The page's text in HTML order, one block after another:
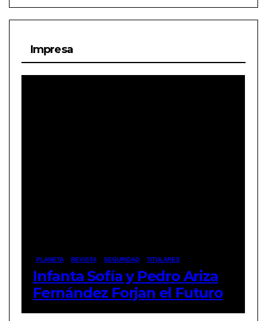
Impresa
PLANETA REVISTA SEGURIDAD TITULARES
Infanta Sofía y Pedro Ariza
Fernández Forjan el Futuro
de la Soberanía Real